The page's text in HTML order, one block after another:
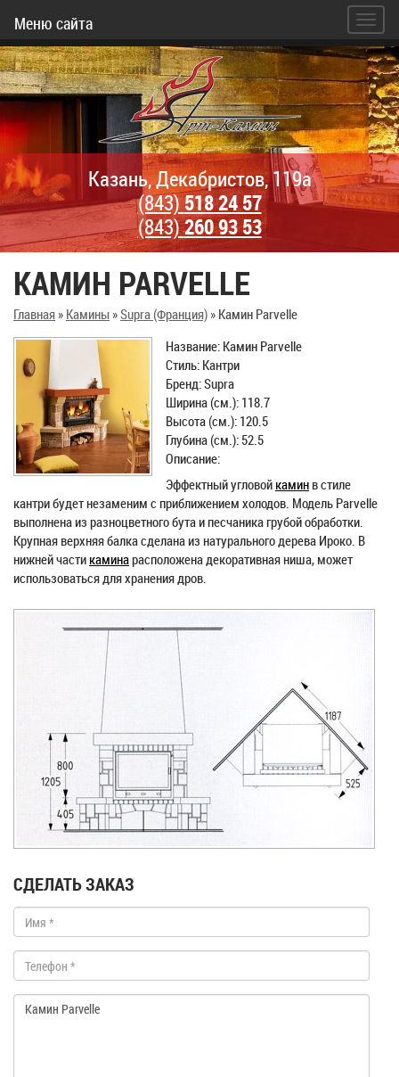
Меню сайта
Казань, Декабристов, 119а
(843)518 24 57
(843)260 93 53
КАМИН PARVELLE
Главная» Камины»Supra (Франция)» Камин Parvelle
Название: Камин Parvelle
Стиль: Кантри
Бренд: Supra
Ширина (см.): 118.7
Высота (см.): 120.5
Глубина (см.): 52.5
Описание:
Эффектный угловой камин в стиле
кантри будет незаменим с приближением холодов. Модель Parvelle
выполнена из разноцветного бута и песчаника грубой обработки.
Крупная верхняя балка сделана из натурального дерева Ироко. В
нижней части каминарасположена декоративная ниша, может
использоваться для хранения дров.
СДЕЛАТЬ ЗАКАЗ